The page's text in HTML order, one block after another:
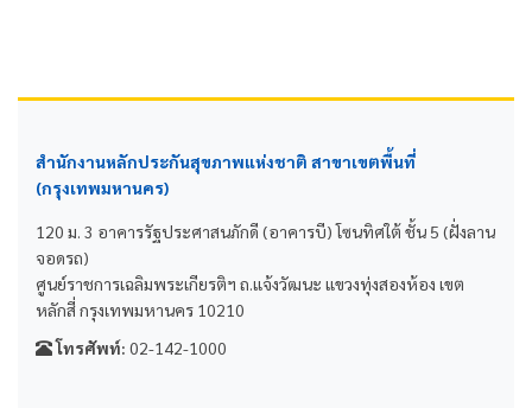
สำนักงานหลักประกันสุขภาพแห่งชาติ สาขาเขตพื้นที่
(กรุงเทพมหานคร)
120 ม. 3 อาคารรัฐประศาสนภักดี (อาคารบี) โซนทิศใต้ ชั้น 5 (ฝั่งลาน
จอดรถ)
ศูนย์ราชการเฉลิมพระเกียรติฯ ถ.แจ้งวัฒนะ แขวงทุ่งสองห้อง เขต
หลักสี่ กรุงเทพมหานคร 10210
โทรศัพท์: 02-142-1000